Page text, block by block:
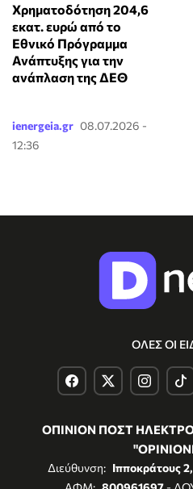
Χρηματοδότηση 204,6
εκατ. ευρώ από το
Εθνικό Πρόγραμμα
Ανάπτυξης για την
ανάπλαση της ΔΕΘ
ienergeia.gr 08.07.2026 -
12:36
ΟΛΕΣ ΟΙ
ΟΠΙΝΙΟΝ ΠΟΣΤ
Διεύθυνση: Ιπποκράτους